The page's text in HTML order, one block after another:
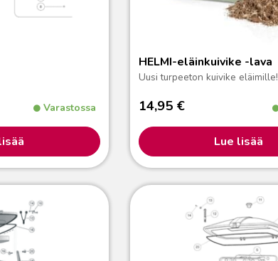
Varastossa
HELMI-eläinkuivike -lava
Uusi turpeeton kuivike eläimille!
14,95 €
Lue lisää